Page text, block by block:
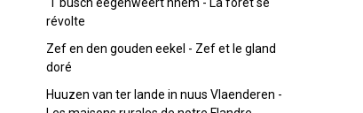
révolte
Zef en den gouden eekel - Zef et le gland
doré
Huuzen van ter lande in nuus Vlaenderen -